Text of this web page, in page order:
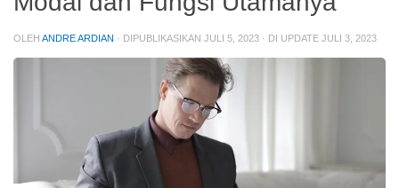
OLEH ANDRE ARDIAN · DIPUBLIKASIKAN JULI 5, 2023 · DI UPDATE JULI 3, 2023